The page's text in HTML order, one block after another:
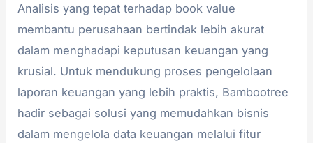
Analisis yang tepat terhadap book value
membantu perusahaan bertindak lebih akurat
dalam menghadapi keputusan keuangan yang
krusial. Untuk mendukung proses pengelolaan
laporan keuangan yang lebih praktis, Bambootree
hadir sebagai solusi yang memudahkan bisnis
dalam mengelola data keuangan melalui fitur